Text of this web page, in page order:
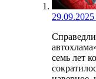
семь лет